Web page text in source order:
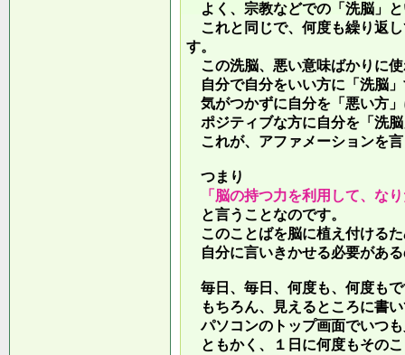
よく、宗教などでの「洗脳」
これと同じで、何度も繰り返
す。
この洗脳、悪い意味ばかりに
自分で自分をいい方に「洗脳
気がつかずに自分を「悪い方
ポジティブな方に自分を「洗
これが、アファメーションを
つまり
「脳の持つ力を利用して、な
と言うことなのです。
このことばを脳に植え付ける
自分に言いきかせる必要があ
毎日、毎日、何度も、何度も
もちろん、見えるところに書
パソコンのトップ画面でいつ
ともかく、１日に何度もその